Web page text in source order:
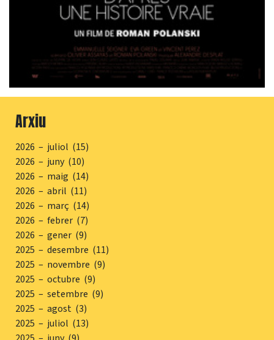
Arxiu
2026 – juliol (15)
2026 – juny (10)
2026 – maig (14)
2026 – abril (11)
2026 – març (14)
2026 – febrer (7)
2026 – gener (9)
2025 – desembre (11)
2025 – novembre (9)
2025 – octubre (9)
2025 – setembre (9)
2025 – agost (3)
2025 – juliol (13)